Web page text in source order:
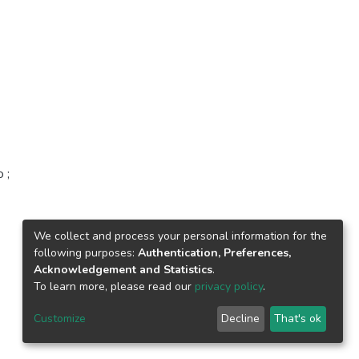
;
We collect and process your personal information for the
following purposes: Authentication, Preferences,
Acknowledgement and Statistics.
To learn more, please read our privacy policy.
Customize Decline That's ok